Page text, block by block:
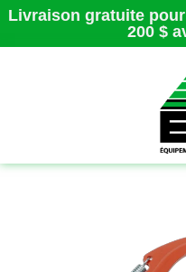
Livraison gratuite
200 $